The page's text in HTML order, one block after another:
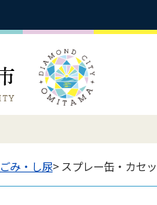
ごみ・し尿> スプレー缶・カセ